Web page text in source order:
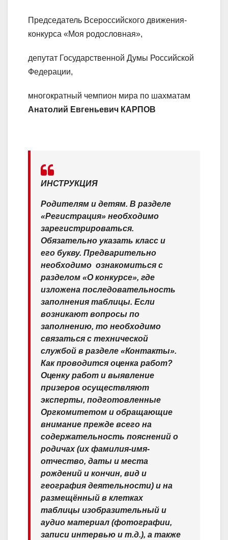
Председатель Всероссийского движения-
конкурса «Моя родословная»,
депутат Государственной Думы Российской
Федерации,
многократный чемпион мира по шахматам
Анатолий Евгеньевич КАРПОВ
ИНСТРУКЦИЯ
Родителям и детям. В разделе
«Регистрация» необходимо
зарегистрироваться.
Обязательно указать класс и
его букву. Предварительно
необходимо ​ ознакомиться с
разделом «О конкурсе», где
изложена последовательность
заполнения таблицы. Если
возникают вопросы по
заполнению, то необходимо
связаться с технической
службой в разделе «Контакты».
Как проводится оценка работ?
Оценку работ и выявление
призеров осуществляют
эксперты, подготовленные
Оргкомитетом и обращающие
внимание прежде всего на
содержательность пояснений о
родичах (их фамилия-имя-
отчество, даты и места
рождений и кончин, вид и
география деятельности) и на
размещённый в клетках
таблицы изобразительный и
аудио материал (фотографии,
записи интервью и т.д.), а также